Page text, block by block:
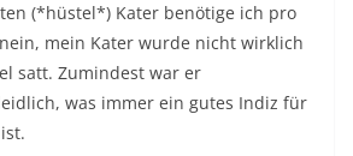
(*hüstel*) Kater benötige ich pro
mein Kater wurde nicht wirklich
satt. Zumindest war er
was immer ein gutes Indiz für